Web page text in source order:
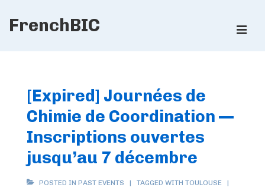
SkipFrenchBIC
[Expired] Journées de
Chimie de Coordination —
Inscriptions ouvertes
jusqu’au 7 décembre
POSTED IN PAST EVENTS TAGGED WITH TOULOUSE